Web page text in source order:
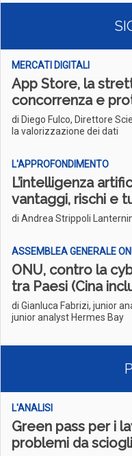
MERCATI DIGITALI
App Store, la
concorrenza e
di Diego Fulco, Direttore
la valorizzazione dei dati
L'APPROFONDIMENTO
L’intelligenza
vantaggi, rischi e
di Andrea Strippoli
ASSEMBLEA GENERALE
ONU, contro la
tra Paesi (Cina
di Gianluca Fabrizi, junior
junior analyst Hermes Bay
L'ANALISI
Green pass per i
problemi da